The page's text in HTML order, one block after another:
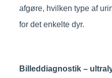
afgøre, hvilken type af
for det enkelte dyr.
Billeddiagnostik –